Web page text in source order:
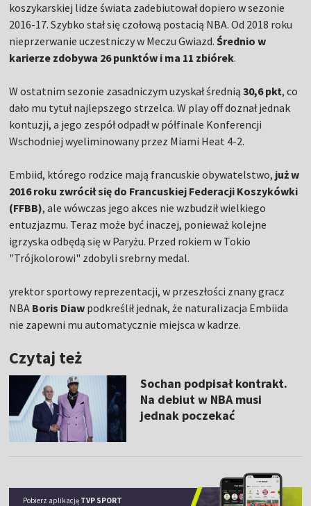
koszykarskiej lidze świata zadebiutował dopiero w sezonie
2016-17. Szybko stał się czołową postacią NBA. Od 2018 roku
nieprzerwanie uczestniczy w Meczu Gwiazd.Średnio w
karierze zdobywa 26 punktów i ma 11 zbiórek.
W ostatnim sezonie zasadniczym uzyskał średnią30,6 pkt, co
dało mu tytuł najlepszego strzelca. W play off doznał jednak
kontuzji, a jego zespół odpadł w półfinale Konferencji
Wschodniej wyeliminowany przez Miami Heat 4-2.
Embiid, którego rodzice mają francuskie obywatelstwo, już w
2016 roku zwrócił się do Francuskiej Federacji Koszykówki
(FFBB), ale wówczas jego akces nie wzbudził wielkiego
entuzjazmu. Teraz może być inaczej, ponieważ kolejne
igrzyska odbędą się w Paryżu. Przed rokiem w Tokio
"Trójkolorowi" zdobyli srebrny medal.
yrektor sportowy reprezentacji, w przeszłości znany gracz
NBA Boris Diaw podkreślił jednak, że naturalizacja Embiida
nie zapewni mu automatycznie miejsca w kadrze.
Czytaj też
Sochan podpisał kontrakt.
Na debiut w NBA musi
jednak poczekać
Pobierz aplikację TVP SPORT